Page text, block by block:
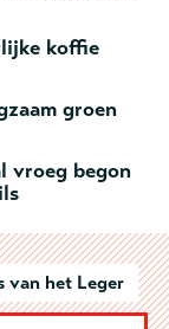
koffie
groen
vroeg begon
van het Leger